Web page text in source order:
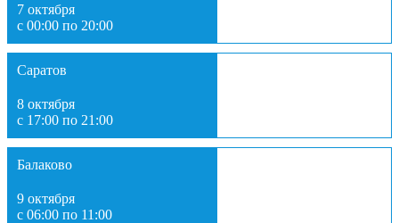
7 октября
с 00:00 по 20:00
Саратов
8 октября
с 17:00 по 21:00
Балаково
9 октября
с 06:00 по 11:00